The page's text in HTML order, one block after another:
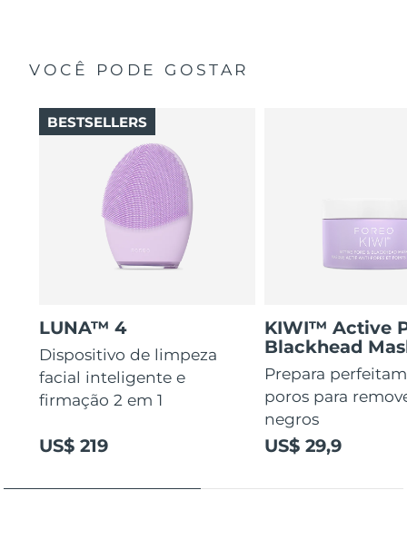
VOCÊ PODE GOSTAR
LUNA™ 4
Dispositivo de limpeza
facial inteligente e
firmação 2 em 1
US$ 219
BESTSELLERS
KIWI™ Active
Blackhead
Prepara
poros para
negros
US$ 29,9